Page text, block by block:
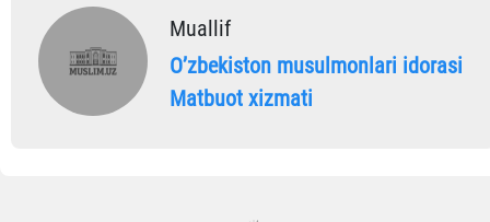
Muallif
Oʼzbekiston musulmonlari idorasi
Matbuot xizmati